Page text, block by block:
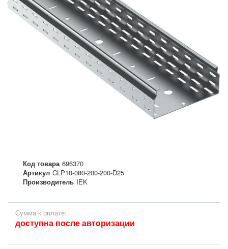
Код товара 696370
Артикул CLP10-080-200-200-D25
Производитель IEK
Сумма к оплате:
доступна после авторизации